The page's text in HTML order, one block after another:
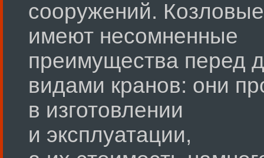
сооружений.
имеют несомненные
преимущества перед
видами кранов: они
в изготовлении
и эксплуатации,